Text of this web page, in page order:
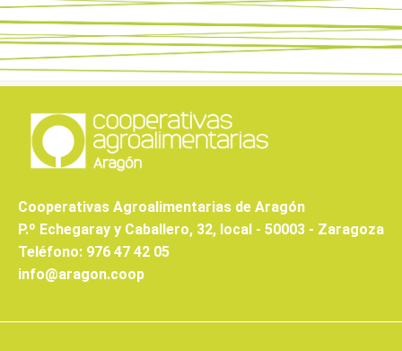
Cooperativas Agroalimentarias de Aragón
P.º Echegaray y Caballero, 32, local - 50003 - Zaragoza
Teléfono: 976 47 42 05
info@aragon.coop